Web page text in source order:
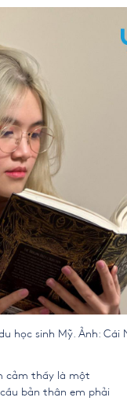
học sinh Mỹ. Ảnh: Cái
cảm thấy là một
bản thân em phải